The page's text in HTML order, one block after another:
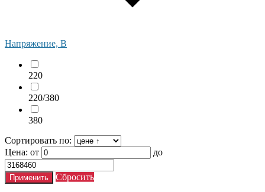
Напряжение, В
220
220/380
380
Сортировать по:
Цена: от до
Сбросить